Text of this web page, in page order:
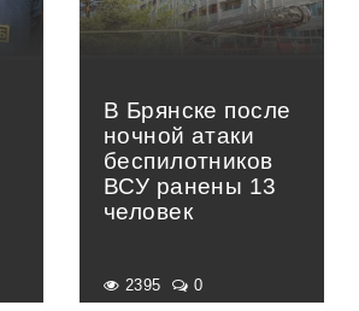
В Брянске после
ночной атаки
беспилотников
ВСУ ранены 13
человек
2395 0